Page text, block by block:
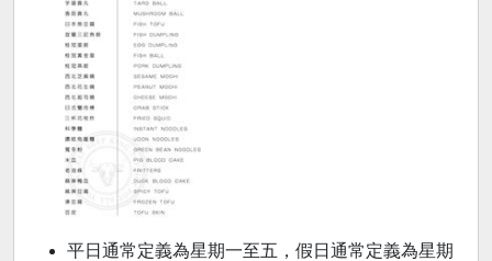
平日通常定義為星期一至五，假日通常定義為星期